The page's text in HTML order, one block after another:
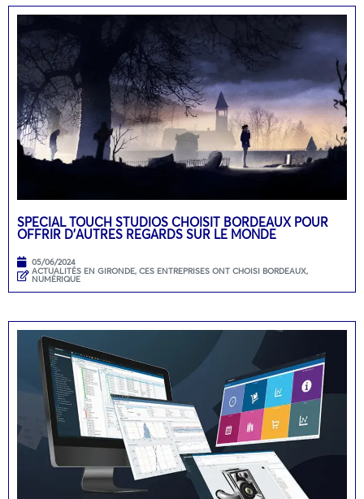
SPECIAL TOUCH STUDIOS CHOISIT BORDEAUX POUR
OFFRIR D’AUTRES REGARDS SUR LE MONDE
05/06/2024
ACTUALITÉS EN GIRONDE, CES ENTREPRISES ONT CHOISI BORDEAUX,
NUMÉRIQUE